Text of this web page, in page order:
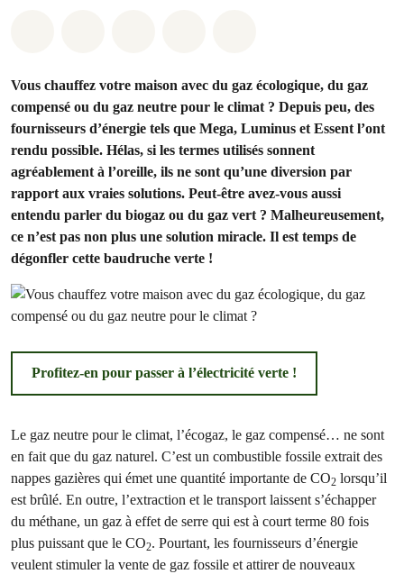
Vous chauffez votre maison avec du gaz écologique, du gaz
compensé ou du gaz neutre pour le climat ? Depuis peu, des
fournisseurs d’énergie tels que Mega, Luminus et Essent l’ont
rendu possible. Hélas, si les termes utilisés sonnent
agréablement à l’oreille, ils ne sont qu’une diversion par
rapport aux vraies solutions. Peut-être avez-vous aussi
entendu parler du biogaz ou du gaz vert ? Malheureusement,
ce n’est pas non plus une solution miracle. Il est temps de
dégonfler cette baudruche verte !
Profitez-en pour passer à l’électricité verte !
Le gaz neutre pour le climat, l’écogaz, le gaz compensé… ne sont
en fait que du gaz naturel. C’est un combustible fossile extrait des
nappes gazières qui émet une quantité importante de CO2 lorsqu’il
est brûlé. En outre, l’extraction et le transport laissent s’échapper
du méthane, un gaz à effet de serre qui est à court terme 80 fois
plus puissant que le CO2. Pourtant, les fournisseurs d’énergie
veulent stimuler la vente de gaz fossile et attirer de nouveaux